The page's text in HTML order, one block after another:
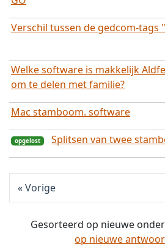
gesloten
opgelost
opgelost
opgelost
Verschil tussen de gedcom-tags
Welke software is makkelijk
om te delen met familie?
Mac stamboom. software
Splitsen van twee
Vorige
Gesorteerd op nieuwe
op nieuwe